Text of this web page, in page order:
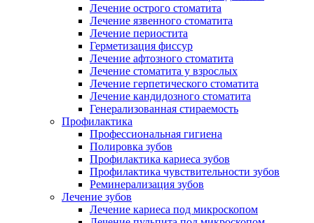
Лечение острого стоматита
Лечение язвенного стоматита
Лечение периостита
Герметизация фиссур
Лечение афтозного стоматита
Лечение стоматита у взрослых
Лечение герпетического стоматита
Лечение кандидозного стоматита
Генерализованная стираемость
Профилактика
Профессиональная гигиена
Полировка зубов
Профилактика кариеса зубов
Профилактика чувствительности зубов
Реминерализация зубов
Лечение зубов
Лечение кариеса под микроскопом